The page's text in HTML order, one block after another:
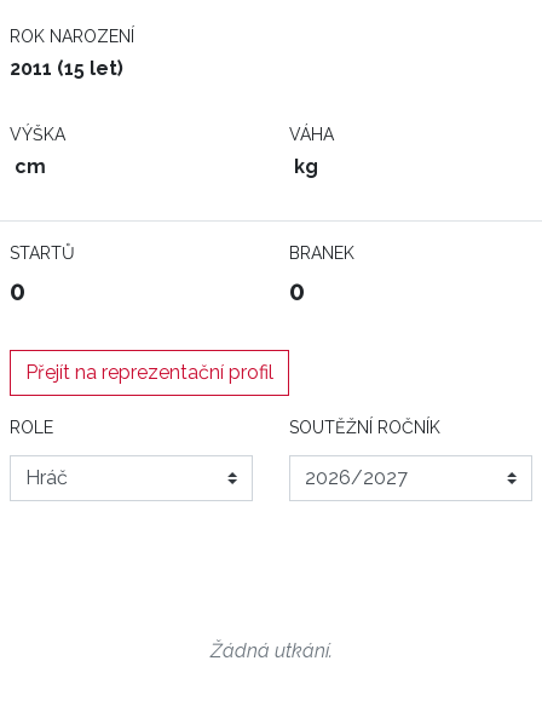
ROK NAROZENÍ
2011 (15 let)
VÝŠKA
cm
VÁHA
kg
STARTŮ
0
BRANEK
0
Přejít na reprezentační profil
ROLE SOUTĚŽNÍ ROČNÍK
Žádná utkání.